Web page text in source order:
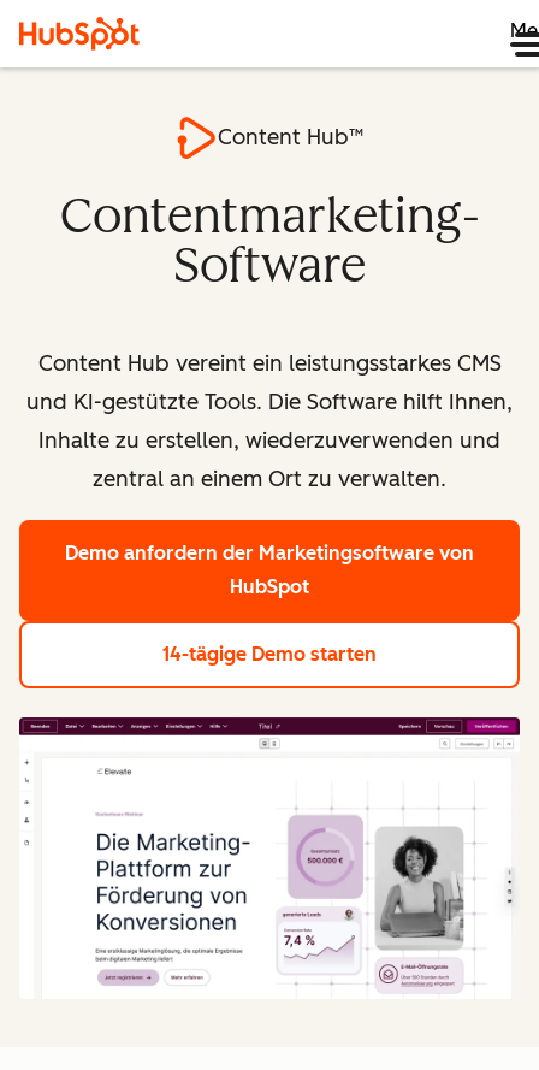
Content Hub™
Contentmarketing-
Software
Content Hub vereint ein leistungsstarkes CMS
und KI-gestützte Tools. Die Software hilft Ihnen,
Inhalte zu erstellen, wiederzuverwenden und
zentral an einem Ort zu verwalten.
Demo anfordern der Marketingsoftware von
HubSpot
14-tägige Demo starten